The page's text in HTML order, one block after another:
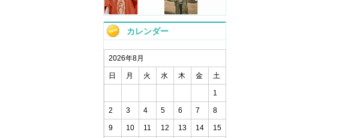
カレンダー
2026年8月
日 月 火 水 木 金 土
1
2 3 4 5 6 7 8
9 10 11 12 13 14 15